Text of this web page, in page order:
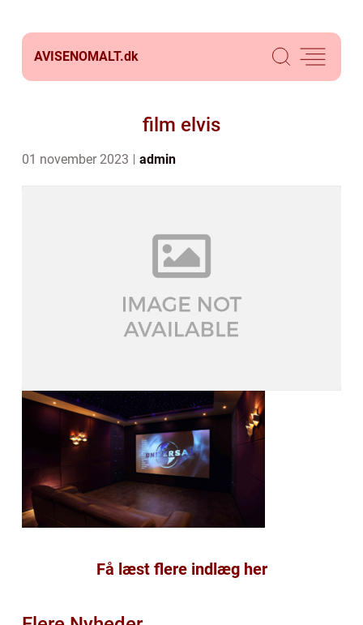
AVISENOMALT.dk
film elvis
01 november 2023 admin
Få læst flere indlæg her